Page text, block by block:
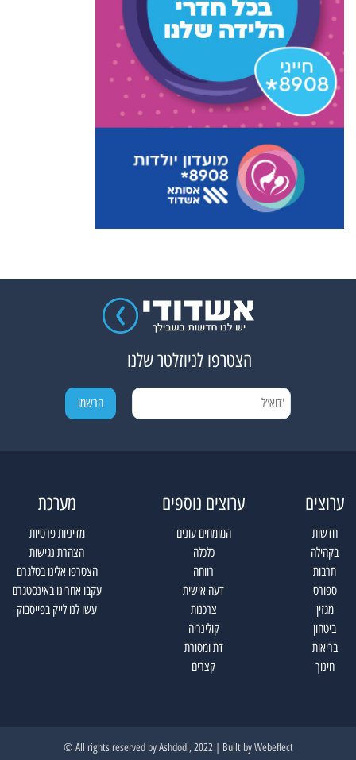
הצטרפו לניוזלטר שלנו
ערוצים
חדשות
בקהילה
תרבות
ספורט
מגזין
ביטחון
בריאות
חינוך
ערוצים נוספים
המומחים עונים
כלכלה
רווחה
דעה אישית
צרכנות
קולינריה
דת ומסורת
קצרים
מערכת
מדיניות פרטיות
הצהרת נגישות
הצטרפו אלינו בטלגרם
עקבו אחרינו באינסטגרם
עשו לנו לייק בפייסבוק
All rights reserved by Ashdodi, 2022 | Built byWebeffect ©